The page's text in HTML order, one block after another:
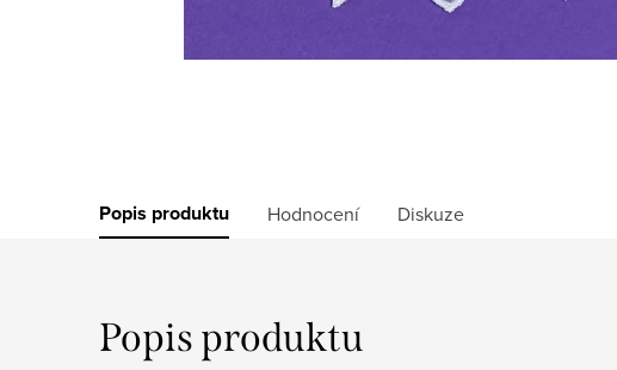
Popis produktu Hodnocení Diskuze
Popis produktu